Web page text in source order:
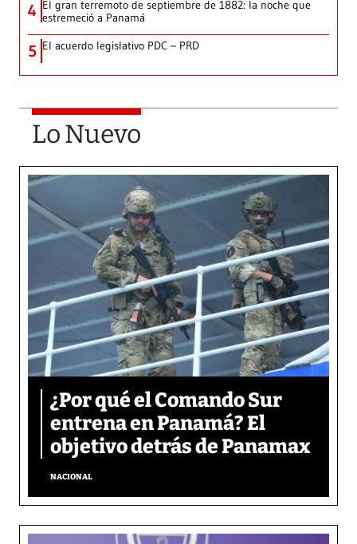
4 El gran terremoto de septiembre de 1882: la noche que
estremeció a Panamá
5 El acuerdo legislativo PDC – PRD
Lo Nuevo
¿Por qué el Comando Sur
entrena en Panamá? El
objetivo detrás de Panamax
NACIONAL